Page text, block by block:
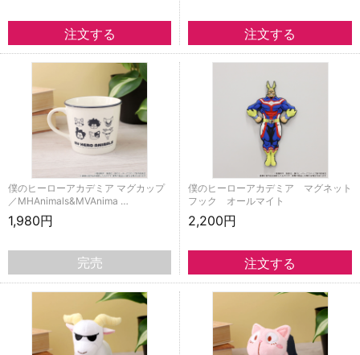
僕のヒーローアカデミア マグカップ
／MHAnimals&MVAnima …
1,980円
完売
僕のヒーローアカデミア マグネット
フック オールマイト
2,200円